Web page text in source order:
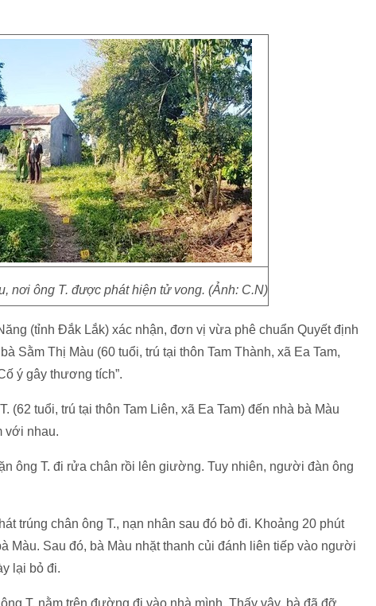
nơi ông T. được phát hiện tử vong. (Ảnh: C.N)
(tỉnh Đắk Lắk) xác nhận, đơn vị vừa phê chuẩn Quyết định
Sằm Thị Màu (60 tuổi, trú tại thôn Tam Thành, xã Ea Tam,
ý gây thương tích”.
(62 tuổi, trú tại thôn Tam Liên, xã Ea Tam) đến nhà bà Màu
với nhau.
ông T. đi rửa chân rồi lên giường. Tuy nhiên, người đàn ông
trúng chân ông T., nạn nhân sau đó bỏ đi. Khoảng 20 phút
Màu. Sau đó, bà Màu nhặt thanh củi đánh liên tiếp vào người
lại bỏ đi.
T. nằm trên đường đi vào nhà mình. Thấy vậy, bà đã đỡ